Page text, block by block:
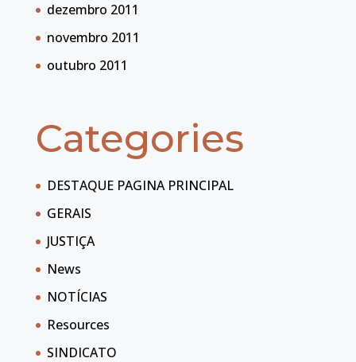
dezembro 2011
novembro 2011
outubro 2011
Categories
DESTAQUE PAGINA PRINCIPAL
GERAIS
JUSTIÇA
News
NOTÍCIAS
Resources
SINDICATO